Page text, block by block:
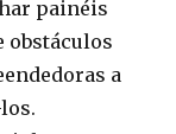
painéis
obstáculos
a